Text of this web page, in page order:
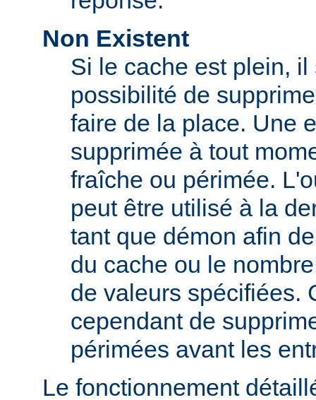
Non Existent
Si le cache est plein,
possibilité de
faire de la place. Une
supprimée à tout
fraîche ou périmée.
peut être utilisé à la
tant que démon afin
du cache ou le
de valeurs spécifiées.
cependant de
périmées avant les
Le fonctionnement